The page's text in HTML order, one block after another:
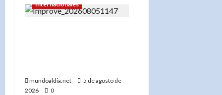
Internacionales
mundoaldia.net
5 de agosto de
2026
0